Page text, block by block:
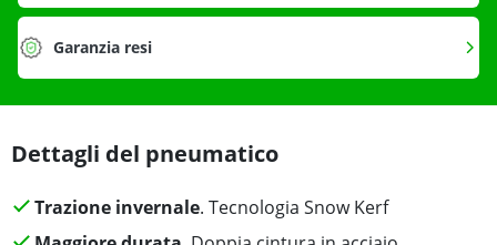
Garanzia resi
Dettagli del pneumatico
Trazione invernale. Tecnologia Snow Kerf